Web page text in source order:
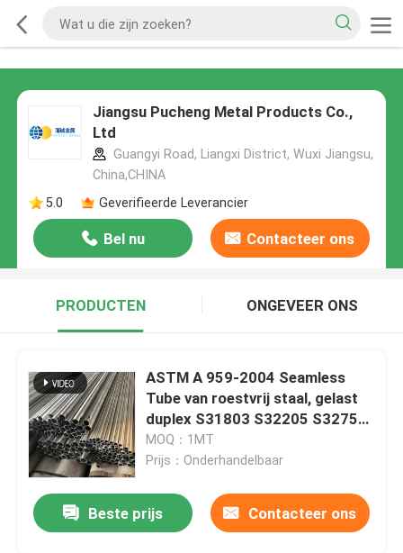
Jiangsu Pucheng Metal Products Co.,
Ltd
Guangyi Road, Liangxi District, Wuxi Jiangsu,
China,CHINA
5.0
Geverifieerde Leverancier
Bel nu Contacteer ons
PRODUCTEN ONGEVEER ONS
ASTM A 959-2004 Seamless
Tube van roestvrij staal, gelast
duplex S31803 S32205 S32750
S32760
MOQ：1MT
Prijs：Onderhandelbaar
Beste prijs Contacteer ons